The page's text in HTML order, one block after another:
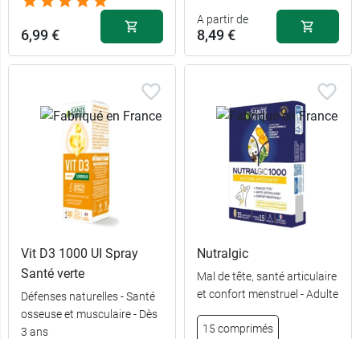
6,99 €
A partir de
8,49 €
comprimés
8,49 €
Vit D3 1000 UI Spray
Santé verte
Défenses naturelles - Santé
osseuse et musculaire - Dès
3 ans
Nutralgic
Mal de tête, santé articulaire
et confort menstruel - Adulte
15 comprimés